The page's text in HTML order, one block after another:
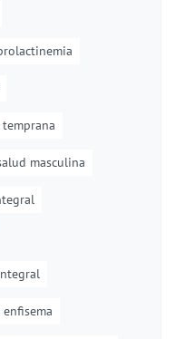
masculina